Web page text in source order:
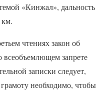
«Кинжал», дальность
км.
чтениях закон об
всеобъемлющем запрете
записки следует,
необходимо, чтобы